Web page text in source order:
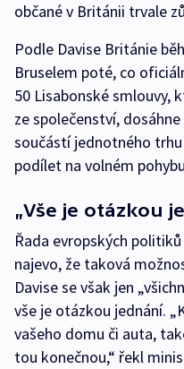
občané v Británii trvale
Podle Davise Británie
Bruselem poté, co
50 Lisabonské smlouvy,
ze společenství,
součástí jednotného
podílet na volném
„Vše je otázkou
Řada evropských
najevo, že taková
Davise se však jen
vše je otázkou jednání.
vašeho domu či auta,
tou konečnou,“ řekl